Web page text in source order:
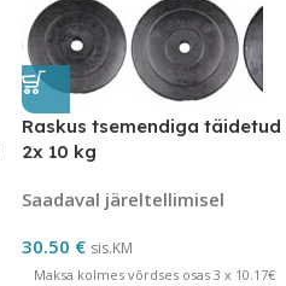
Raskus tsemendiga täidetud
2x 10 kg
Saadaval järeltellimisel
30.50 € sis.KM
Maksa kolmes võrdses osas 3 x 10.17€